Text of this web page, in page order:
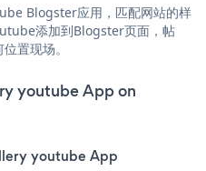
Blogster应用，匹配网站的样
添加到Blogster页面，帖
置现场。
youtube App on
youtube App